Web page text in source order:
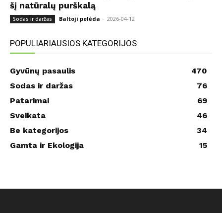
šį natūralų purškalą
Sodas ir daržas Baltoji pelėda - 2026-04-12
POPULIARIAUSIOS KATEGORIJOS
Gyvūnų pasaulis
470
Sodas ir daržas
76
Patarimai
69
Sveikata
46
Be kategorijos
34
Gamta ir Ekologija
15